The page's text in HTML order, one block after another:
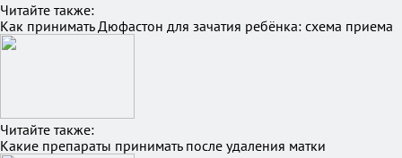
Читайте также:
Как принимать Дюфастон для зачатия ребёнка: схема приема
Читайте также:
Какие препараты принимать после удаления матки